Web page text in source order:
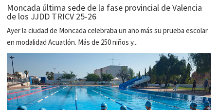
Moncada última sede de la fase provincial de Valencia
de los JJDD TRICV 25-26
Ayer la ciudad de Moncada celebraba un año más su prueba escolar
en modalidad Acuatlón. Más de 250 niños y...